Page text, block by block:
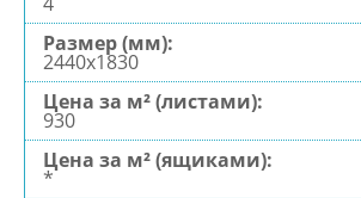
2440х1830
930
*